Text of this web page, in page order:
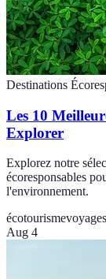
Destinations
Les 10
Explorer
Explorez notre
écoresponsables
l'environnement.
écotourisme
Aug 4